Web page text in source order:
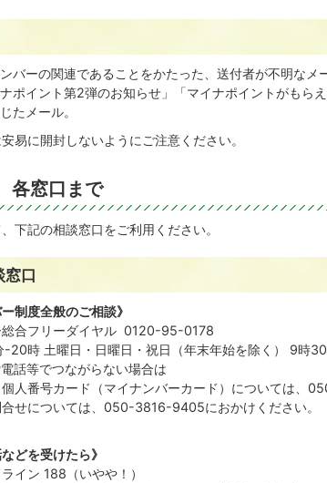
バーの関連であることをかたった、送付者が不明なメ
ナポイント第2弾のお知らせ」「マイナポイントがもら
たメール。
易に開封しないようにご注意ください。
各窓口まで
下記の相談窓口をご利用ください。
窓口
ー制度全般のご相談》
総合フリーダイヤル 0120-95-0178
20時 土曜日・日曜日・祝日（年末年始を除く） 9時
電話等でつながらない場合は
人番号カード（マイナンバーカード）については、
せについては、050-3816-9405におかけください。
どを受けたら》
イン 188（いやや！）